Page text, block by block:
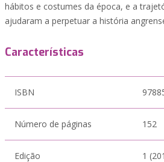
hábitos e costumes da época, e a
ajudaram a perpetuar a história
Características
ISBN
Número de páginas 152
Edição 1